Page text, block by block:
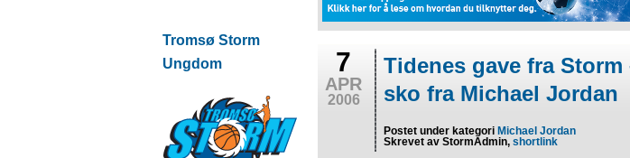
Tromsø Storm
Ungdom
7
APR
2006
Tidenes gave fra Storm
sko fra Michael Jordan
Postet under kategori Michael Jordan
Skrevet av StormAdmin, shortlink